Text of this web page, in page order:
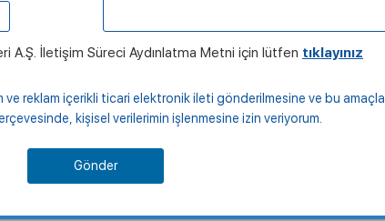
A.Ş. İletişim Süreci Aydınlatma Metni için lütfen tıklayınız
ve reklam içerikli ticari elektronik ileti gönderilmesine ve bu amaçla
kişisel verilerimin işlenmesine izin veriyorum.
Gönder